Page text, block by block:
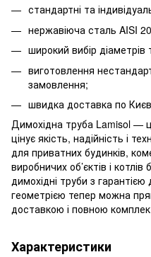
стандартні та
нержавіюча сталь AISI
широкий вибір
виготовлення
замовлення;
швидка доставка по
Димохідна труба Lamisol —
цінує якість, надійність і
для приватних будинків,
виробничих об’єктів і
димохідні труби з
геометрією тепер можна
доставкою і повною
Характеристики